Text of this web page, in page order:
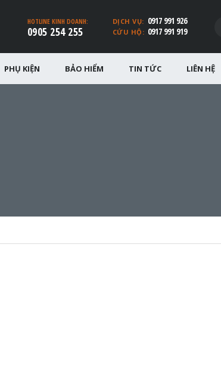
DỊCH VỤ: 0917 991 926
CỨU HỘ: 0917 991 919
HOTLINE KINH DOANH:
0905 254 255
PHỤ KIỆN BẢO HIỂM TIN TỨC LIÊN HỆ